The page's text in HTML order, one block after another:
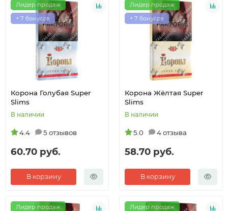
Лидер продаж
+ 7 бонусов
Корона Голубая Super
Slims
В наличии
4.4 5 отзывов
60.70 руб.
В корзину
Лидер продаж
+ 7 бонусов
Корона Жёлтая Super
Slims
В наличии
5.0 4 отзыва
58.70 руб.
В корзину
Лидер продаж
Лидер продаж